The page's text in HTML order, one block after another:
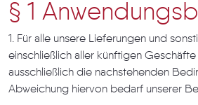
§ 1
1. Für alle unsere Lieferungen und
einschließlich aller künftigen
ausschließlich die nachstehenden
Abweichung hiervon bedarf unserer